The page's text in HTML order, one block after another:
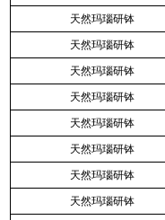
天然玛瑙研钵
天然玛瑙研钵
天然玛瑙研钵
天然玛瑙研钵
天然玛瑙研钵
天然玛瑙研钵
天然玛瑙研钵
天然玛瑙研钵